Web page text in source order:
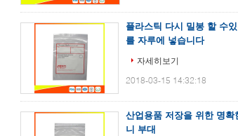
플라스틱 다시 밀봉 할 수
를 자루에 넣습니다
자세히보기
2018-03-15 14:32:18
산업용품 저장을 위한 명
니 부대